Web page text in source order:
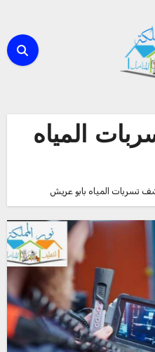
المياه
تسربات المياه بابو عريش